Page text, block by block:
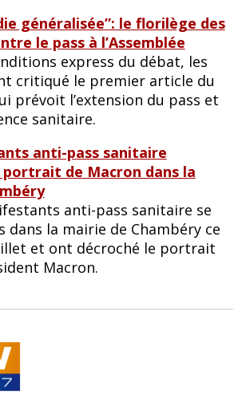
généralisée”: le florilège des
le pass à l’Assemblée
express du débat, les
critiqué le premier article du
prévoit l’extension du pass et
sanitaire.
anti-pass sanitaire
de Macron dans la
anti-pass sanitaire se
la mairie de Chambéry ce
et ont décroché le portrait
Macron.